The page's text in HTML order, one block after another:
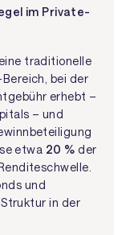
im Private-
traditionelle
bei der
erhebt –
– und
etwa 20 % der
und
in der